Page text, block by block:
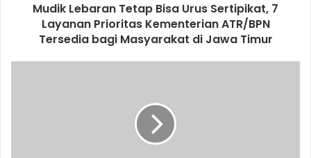
Mudik Lebaran Tetap Bisa Urus Sertipikat, 7
Layanan Prioritas Kementerian ATR/BPN
Tersedia bagi Masyarakat di Jawa Timur